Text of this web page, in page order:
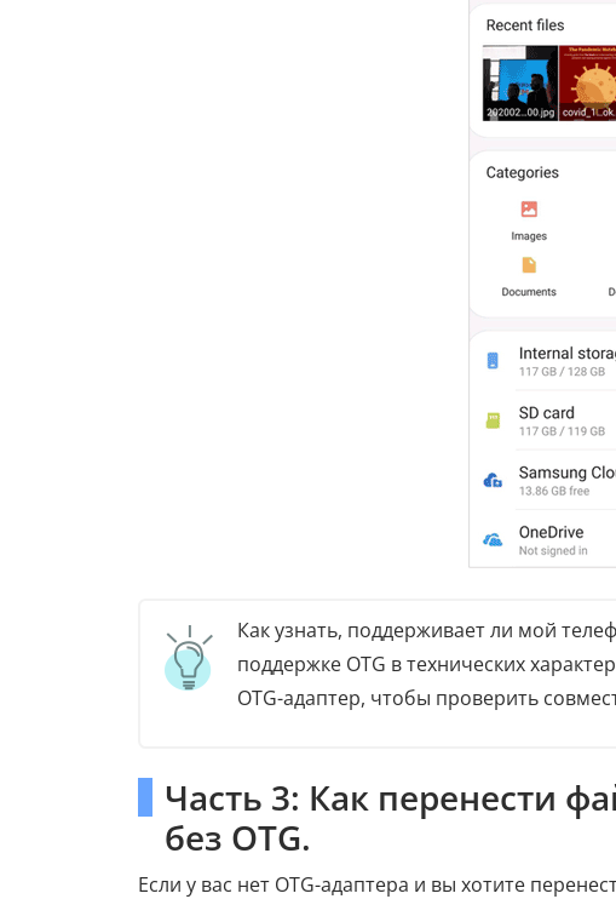
Как узнать, поддерживает ли мой
поддержке OTG в технических
OTG-адаптер, чтобы проверить
Часть 3: Как перенести
без OTG.
Если у вас нет OTG-адаптера и вы хотите